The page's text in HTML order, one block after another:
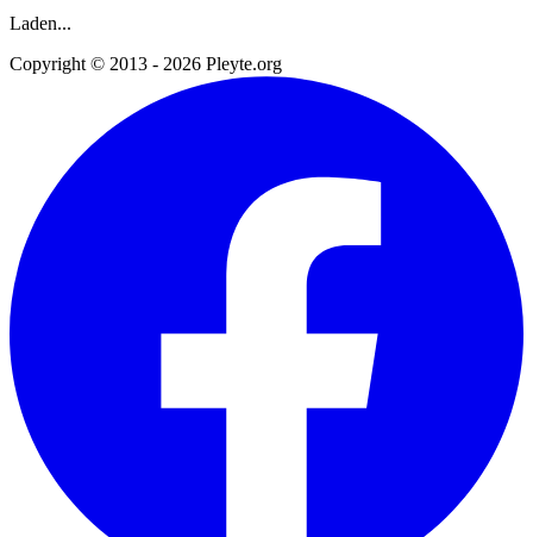
Laden...
Copyright © 2013 - 2026 Pleyte.org